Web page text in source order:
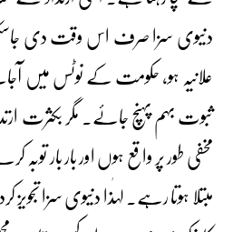
دنیوی سزا صرف اس وقت دی
علانیہ ہو، حکومت کے نوٹس میں
ثبوت بہم پہنچ جائے۔ مگر بکثرت
مخفی طور پر واقع ہوں اور بار بار
مبتلا ہوتا رہے۔ لہٰذا دنیوی سزا